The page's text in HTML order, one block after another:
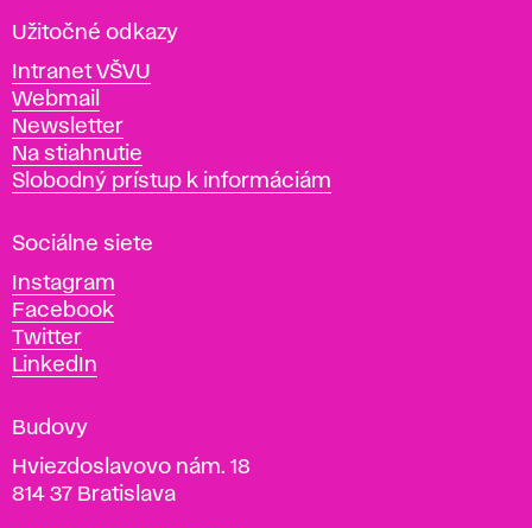
a
ý
t
v
a
r
ý
c
h
u
m
e
í
v
Užitočné odkazy
Intranet VŠVU
Webmail
Newsletter
Na stiahnutie
Slobodný prístup k informáciám
Sociálne siete
Instagram
Facebook
Twitter
LinkedIn
Budovy
Hviezdoslavovo nám. 18
814 37 Bratislava